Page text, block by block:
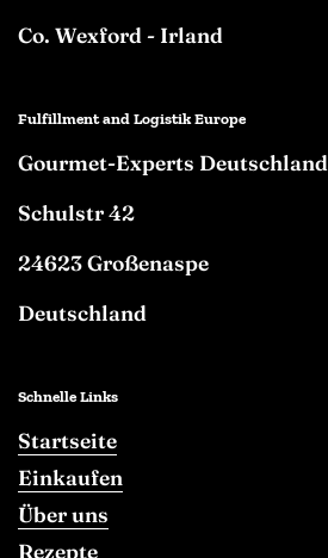
Co. Wexford - Irland
Fulfillment and Logistik Europe
Gourmet-Experts Deutschland
Schulstr 42
24623 Großenaspe
Deutschland
Schnelle Links
Startseite
Einkaufen
Über uns
Rezepte